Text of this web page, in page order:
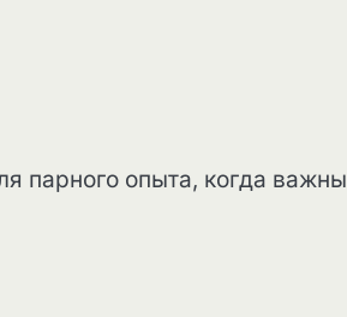
парного опыта, когда важны